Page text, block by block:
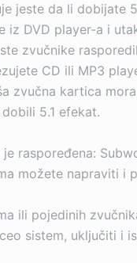
jeste da li dobijate
iz DVD player-a i
zvučnike
CD ili MP3
zvučna kartica
5.1 efekat.
raspoređena:
možete napraviti
ili pojedinih
sistem, uključiti i